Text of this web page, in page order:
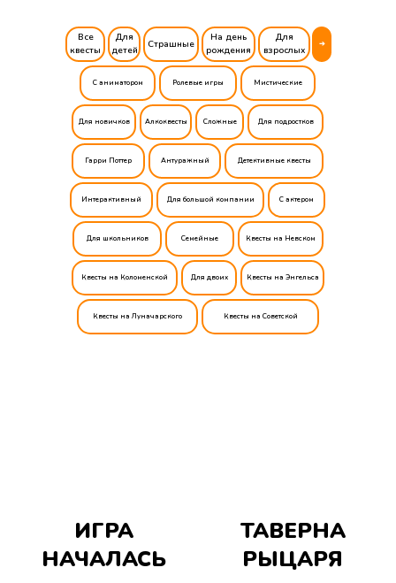
Для
взрослых
На день
рождения
Для
детей
Страшные
Все
квесты
➔
Квесты на Луначарского
Ролевые игры
Сложные
Для двоих
С аниматором
Гарри Поттер
Интерактивный
Антуражный
Мистические
Для новичков
Семейные
Квесты на Энгельса
С актером
Квесты на Советской
Алкоквесты
Квесты на Невском
Для большой компании
Детективные квесты
Для подростков
Для школьников
Квесты на Коломенской
ИГРА
НАЧАЛАСЬ
ТАВЕРНА
РЫЦАРЯ